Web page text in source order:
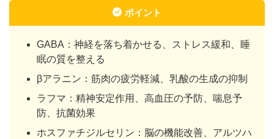
ポイント
GABA：神経を落ち着かせる、ストレス緩和、睡
眠の質を整える
βアラニン：筋肉の疲労軽減、乳酸の生成の抑制
ラフマ：精神安定作用、高血圧の予防、喘息予
防、抗菌効果
ホスファチジルセリン：脳の機能改善、アルツハ